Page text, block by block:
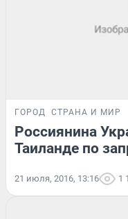
ГОРОД СТРАНА И МИР
Россиянина
Таиланде по
21 июля, 2016, 13:16 1